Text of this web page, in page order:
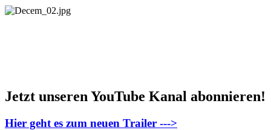
Jetzt unseren YouTube Kanal abonnieren!
Hier geht es zum neuen Trailer --->